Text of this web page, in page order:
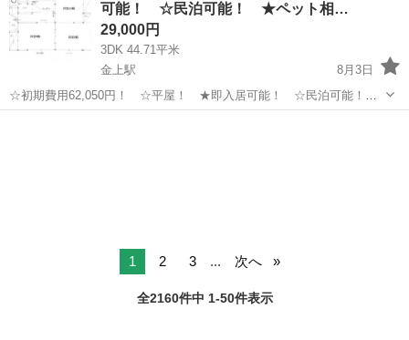
たちなか海浜鉄道湊線 工機...可能！ ☆民泊可能！ ★ペット相…
29,000円
3DK 44.71平米
金上駅
8月3日
☆初期費用62,050円！ ☆平屋！ ★即入居可能！ ☆民泊可能！
★ペット相談！ ☆楽器相談！ ★事業用途相談！ ☆室内リフォー
1 2 3 ... 次へ
全2160件中 1-50件表示